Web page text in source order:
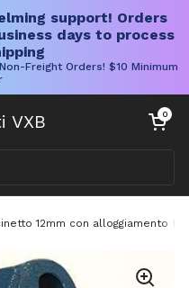
support! Orders
days to process
Freight Orders! $10 Minimum
VXB Carrello
0
12mm con alloggiamento